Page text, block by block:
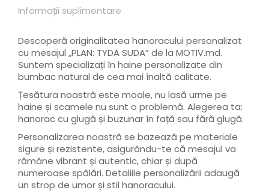
Informații suplimentare
Descoperă originalitatea hanoracului personalizat
cu mesajul „PLAN: TYDA SUDA” de la MOTIV.md.
Suntem specializați în haine personalizate din
bumbac natural de cea mai înaltă calitate.
Țesătura noastră este moale, nu lasă urme pe
haine și scamele nu sunt o problemă. Alegerea ta:
hanorac cu glugă și buzunar în față sau fără glugă.
Personalizarea noastră se bazează pe materiale
sigure și rezistente, asigurându-te că mesajul va
rămâne vibrant și autentic, chiar și după
numeroase spălări. Detaliile personalizării adaugă
un strop de umor și stil hanoracului.